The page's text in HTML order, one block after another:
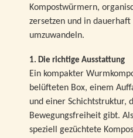
Kompostwürmern,
zersetzen und in
umzuwandeln.
1. Die richtige Ausstattung
Ein kompakter
belüfteten Box, einem
und einer Schichtstruktur,
Bewegungsfreiheit gibt.
speziell gezüchtete